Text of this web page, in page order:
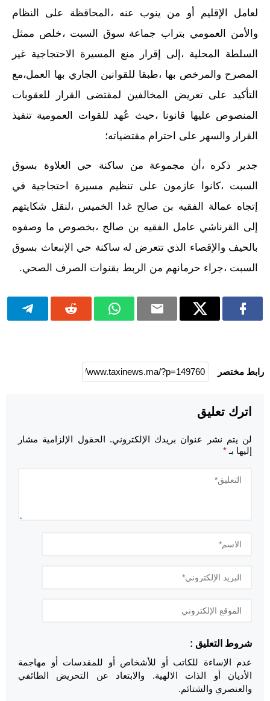
لعامل الإقليم أو من ينوب عنه ،المحاقظة على النظام
والأمن العمومي بتراب جماعة سوق السبت ،خلص ممثل
السلطة المحلية ،إلى إقرار منع المسيرة الاحتجاجية غير
المصرح والمرخص بها ،طبقا للقوانين الجاري بها العمل،مع
التأكيد على تعريض المخالفين لمقتضى القرار للعقوبات
المنصوص عليها قانونا ،حيث عُهد للقوات العمومية تنفيذ
القرار والسهر على احترام مقتضياته؛
جدير ذكره ،أن مجموعة من ساكنة حي العلاوة بسوق
السبت ،كانوا عازمون على تنظيم مسيرة احتجاجية في
إتجاه عمالة الفقيه بن صالح غدا الخميس ،لنقل شكايتهم
إلى القرناشي عامل الفقيه بن صالح ،بخصوص ما وصفوه
بالحيف والإقصاء الذي تتعرض له ساكنة حي الإنبعاث بسوق
السبت ،جراء حرمانهم من الربط بقنوات الصرف الصحي.
رابط مختصر
اترك تعليق
لن يتم نشر عنوان بريدك الإلكتروني. الحقول الإلزامية مشار
إليها بـ *
شروط التعليق :
عدم الإساءة للكاتب أو للأشخاص أو للمقدسات أو مهاجمة
الأديان أو الذات الالهية. والابتعاد عن التحريض الطائفي
والعنصري والشتائم.